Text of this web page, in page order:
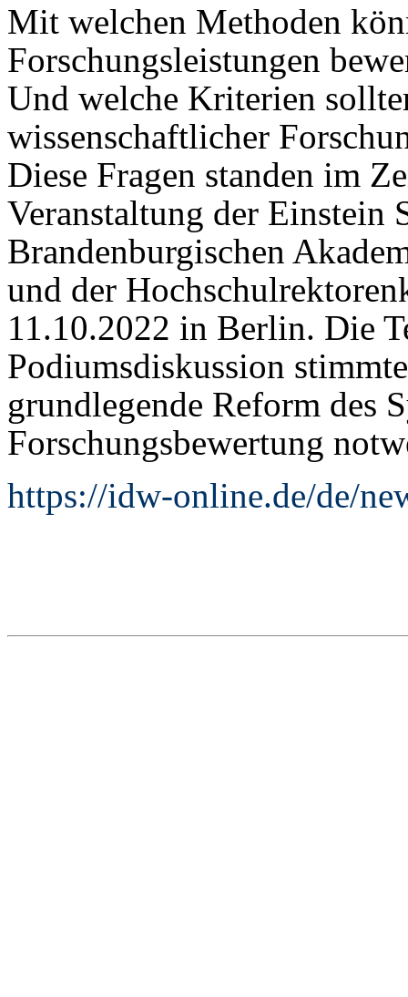
Mit welchen Methoden
Forschungsleistungen
Und welche Kriterien
wissenschaftlicher
Diese Fragen standen im
Veranstaltung der
Brandenburgischen
und der
11.10.2022 in Berlin. Die
Podiumsdiskussion
grundlegende Reform des
Forschungsbewertung
https://idw-online.de/de/